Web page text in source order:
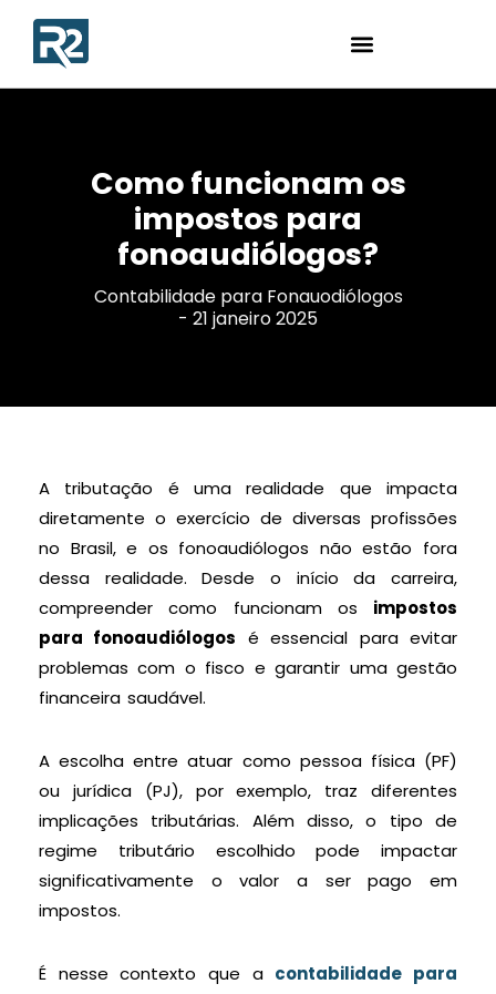
Como funcionam os
impostos para
fonoaudiólogos?
Contabilidade para Fonauodiólogos
- 21 janeiro 2025
A tributação é uma realidade que impacta
diretamente o exercício de diversas profissões
no Brasil, e os fonoaudiólogos não estão fora
dessa realidade. Desde o início da carreira,
compreender como funcionam os impostos
para fonoaudiólogos é essencial para evitar
problemas com o fisco e garantir uma gestão
financeira saudável.
A escolha entre atuar como pessoa física (PF)
ou jurídica (PJ), por exemplo, traz diferentes
implicações tributárias. Além disso, o tipo de
regime tributário escolhido pode impactar
significativamente o valor a ser pago em
impostos.
É nesse contexto que a contabilidade para